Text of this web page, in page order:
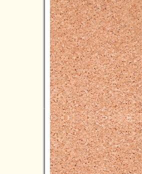
2020年10月(3)
2020年09月(6)
2020年08月(2)
2020年07月(5)
2020年06月(5)
2020年05月(2)
2020年04月(2)
2020年03月(6)
2020年02月(4)
2020年01月(2)